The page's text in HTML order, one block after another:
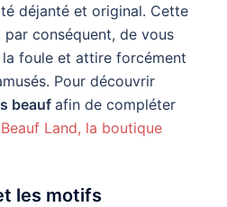
déjanté et original. Cette
conséquent, de vous
foule et attire forcément
Pour découvrir
beauf afin de compléter
Land, la boutique
les motifs